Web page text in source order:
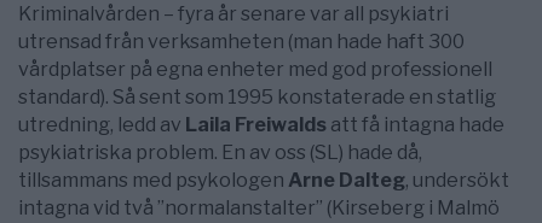
Kriminalvården – fyra år senare var all psykiatri
utrensad från verksamheten (man hade haft 300
vårdplatser på egna enheter med god professionell
standard). Så sent som 1995 konstaterade en statlig
utredning, ledd av Laila Freiwalds att få intagna hade
psykiatriska problem. En av oss (SL) hade då,
tillsammans med psykologen Arne Dalteg, undersökt
intagna vid två ”normalanstalter” (Kirseberg i Malmö